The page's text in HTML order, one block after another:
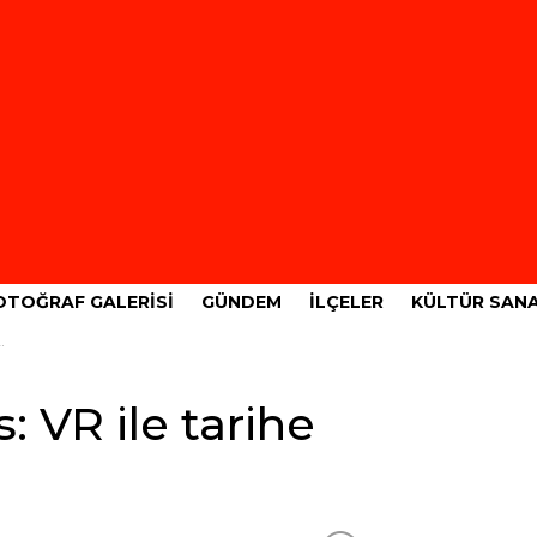
GALERISI GÜNDEM İLÇELER KÜLTÜR
VR ile tarihe